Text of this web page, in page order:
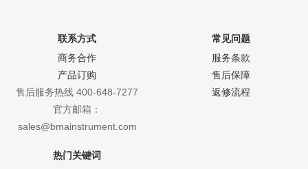
联系方式
商务合作
产品订购
售后服务热线 400-648-7277
官方邮箱：
sales@bmainstrument.com
常见问题
服务条款
售后保障
返修流程
热门关键词